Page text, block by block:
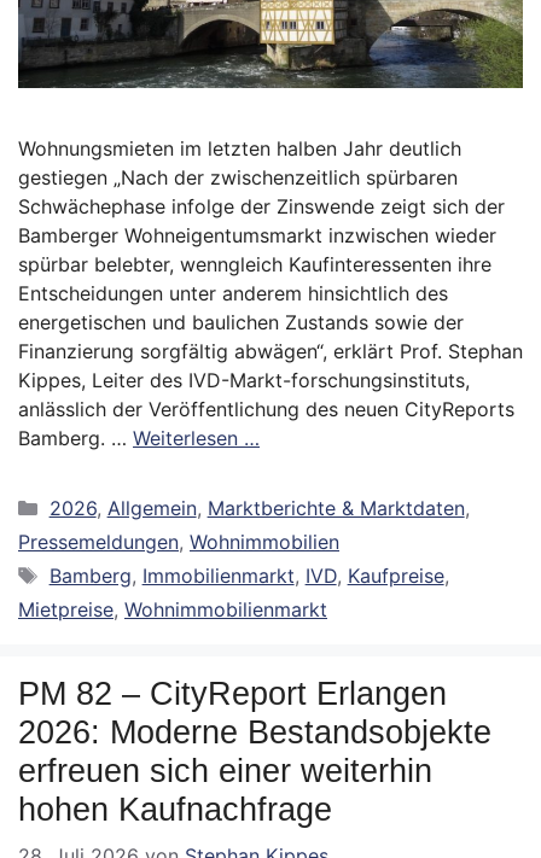
Wohnungsmieten im letzten halben Jahr deutlich
gestiegen „Nach der zwischenzeitlich spürbaren
Schwächephase infolge der Zinswende zeigt sich der
Bamberger Wohneigentumsmarkt inzwischen wieder
spürbar belebter, wenngleich Kaufinteressenten ihre
Entscheidungen unter anderem hinsichtlich des
energetischen und baulichen Zustands sowie der
Finanzierung sorgfältig abwägen“, erklärt Prof. Stephan
Kippes, Leiter des IVD-Markt-forschungsinstituts,
anlässlich der Veröffentlichung des neuen CityReports
Bamberg. … Weiterlesen …
Kategorien
2026, Allgemein, Marktberichte & Marktdaten,
Pressemeldungen, Wohnimmobilien
Schlagwörter
Bamberg, Immobilienmarkt, IVD, Kaufpreise,
Mietpreise, Wohnimmobilienmarkt
PM 82 – CityReport Erlangen
2026: Moderne Bestandsobjekte
erfreuen sich einer weiterhin
hohen Kaufnachfrage